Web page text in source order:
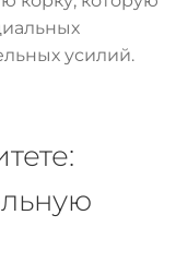
усилий.